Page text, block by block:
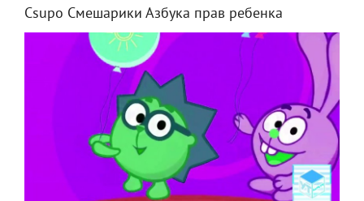
Csupo Смешарики Азбука прав ребенка